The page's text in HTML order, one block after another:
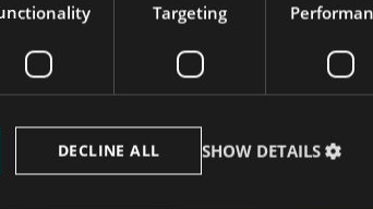
apartments in
Targeting
DECLINE ALL SHOW DETAILS